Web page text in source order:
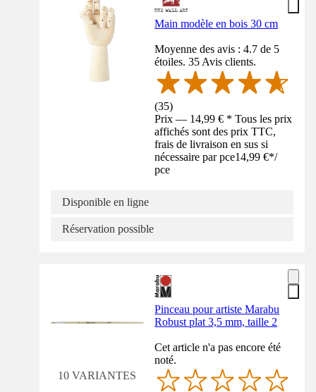
Main modèle en bois 30 cm
Moyenne des avis : 4.7 de 5
étoiles. 35 Avis clients.
(35)
Prix — 14,99 € * Tous les prix
affichés sont des prix TTC,
frais de livraison en sus si
nécessaire par pce14,99 €*/
pce
Disponible en ligne
Réservation possible
10 VARIANTES
Pinceau pour artiste Marabu
Robust plat 3,5 mm, taille 2
Cet article n'a pas encore été
noté.